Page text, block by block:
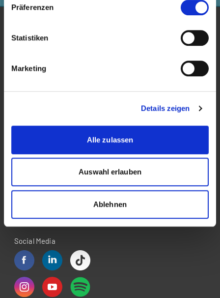
Präferenzen
Statistiken
Marketing
Details zeigen
Alle zulassen
Auswahl erlauben
Ablehnen
Studium
Über die Kalaidos FH
Rechtliches
Social Media